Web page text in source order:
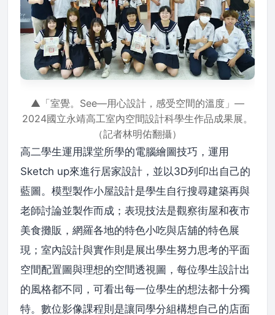
▲「室覺。See—用心設計，感受空間的溫度」—
2024國立永靖高工室內空間設計科學生作品成果展。
（記者林明佑翻攝）
高二學生運用課堂所學的電腦繪圖技巧，運用
Sketch up來進行居家設計，並以3D列印出自己的
藍圖。模型製作小屋設計是學生自行搜尋建築再與
老師討論並製作而成；表現技法是觀察街屋和夜市
美食攤販，網羅各地的特色小吃與店舖的特色展
現；室內設計與實作則是展出學生努力思考的平面
空間配置圖與理想的空間透視圖，每位學生設計出
的風格都不同，可看出每一位學生的想法都十分獨
特。數位影像課程則是讓同學分組構想自己的店面